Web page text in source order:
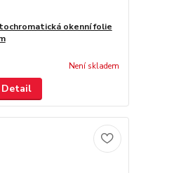
okenní folie
Není skladem
Detail